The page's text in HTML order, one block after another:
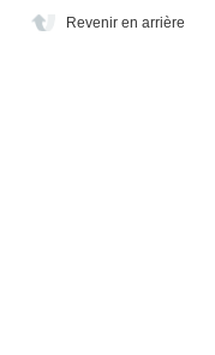
Revenir en arrière